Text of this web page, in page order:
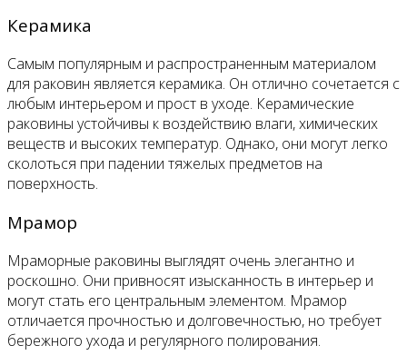
Керамика
Самым популярным и распространенным материалом
для раковин является керамика. Он отлично сочетается с
любым интерьером и прост в уходе. Керамические
раковины устойчивы к воздействию влаги, химических
веществ и высоких температур. Однако, они могут легко
сколоться при падении тяжелых предметов на
поверхность.
Мрамор
Мраморные раковины выглядят очень элегантно и
роскошно. Они привносят изысканность в интерьер и
могут стать его центральным элементом. Мрамор
отличается прочностью и долговечностью, но требует
бережного ухода и регулярного полирования.